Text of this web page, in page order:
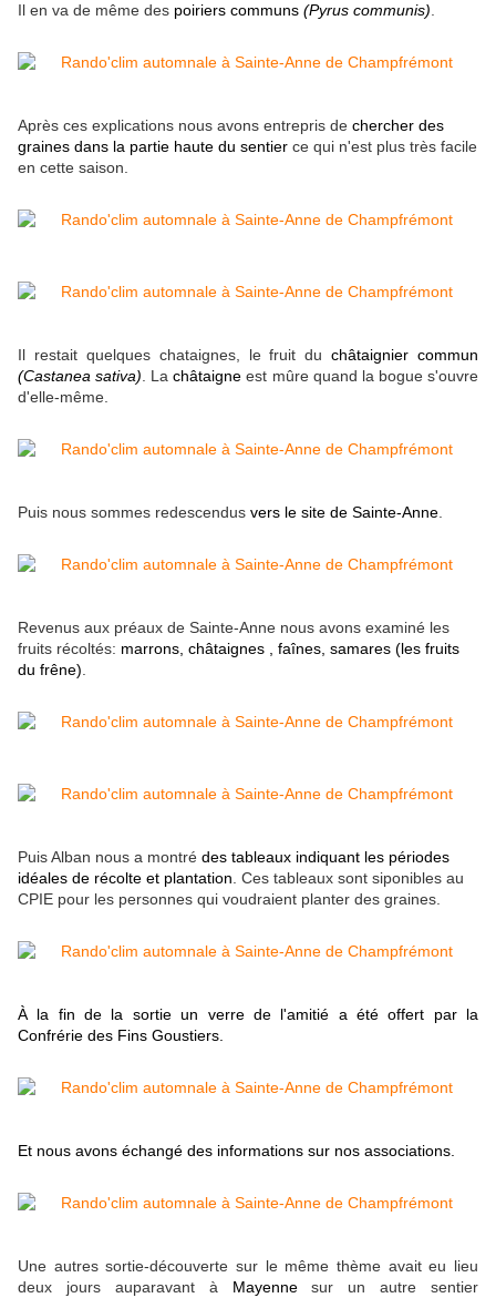
Il en va de même des poiriers communs (Pyrus communis)
Après ces explications nous avons entrepris de chercher des
graines dans la partie haute du sentier ce qui n'est plus très facile
en cette saison.
Il restait quelques chataignes, le fruit duchâtaignier commun
(Castanea sativa) . Lachâtaigne est mûre quand la bogue s'ouvre
d'elle-même.
Puis nous sommes redescendus vers le site de Sainte-Anne
Revenus aux préaux de Sainte-Anne nous avons examiné les
fruits récoltés: marrons, châtaignes , faînes, samares (les fruits
du frêne)
Puis Alban nous a montré des tableaux indiquant les périodes
idéales de récolte et plantation . Ces tableaux sont siponibles au
CPIE pour les personnes qui voudraient planter des graines.
À la fin de la sortie un verre de l'amitié a été offert par la
Confrérie des Fins Goustiers.
Et nous avons échangé des informations sur nos associations.
Une autres sortie-découverte sur le même thème avait eu lieu
deux jours auparavant à Mayennesur un autre sentier